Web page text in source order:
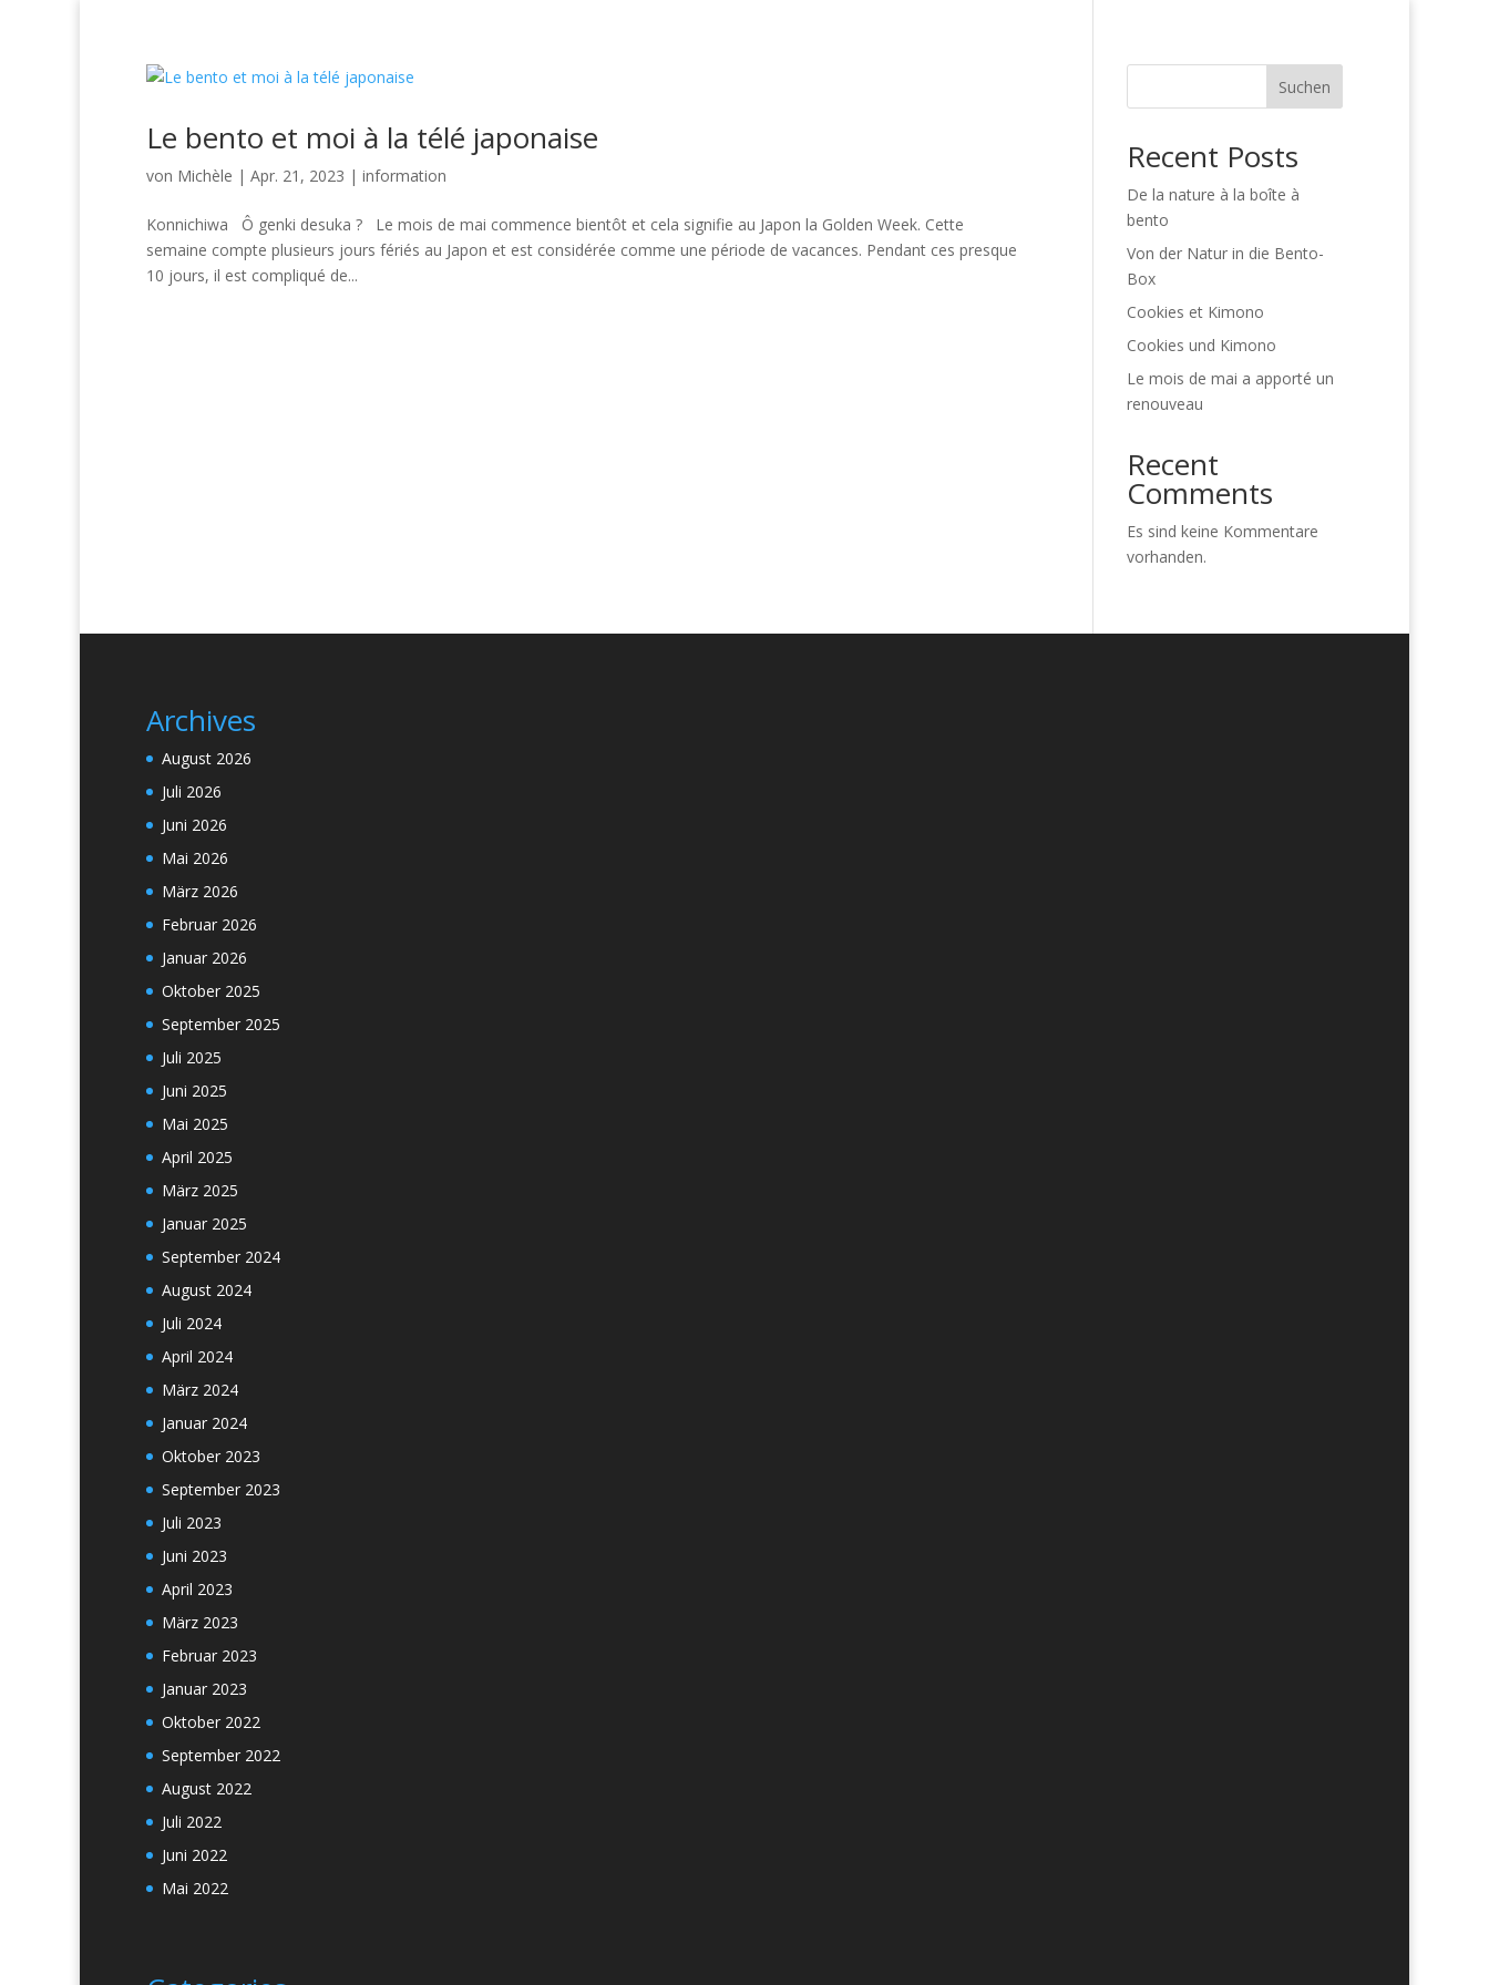
Le bento et moi à la télé japonaise
von Michèle | Apr. 21, 2023 | information
Konnichiwa Ô genki desuka ? Le mois de mai commence bientôt et cela signifie au Japon la Golden Week. Cette
semaine compte plusieurs jours fériés au Japon et est considérée comme une période de vacances. Pendant ces presque
10 jours, il est compliqué de...
Suchen
Recent Posts
De la nature à la boîte à
bento
Von der Natur in die Bento-
Box
Cookies et Kimono
Cookies und Kimono
Le mois de mai a apporté un
renouveau
Recent
Comments
Es sind keine Kommentare
vorhanden.
Archives
August 2026
Juli 2026
Juni 2026
Mai 2026
März 2026
Februar 2026
Januar 2026
Oktober 2025
September 2025
Juli 2025
Juni 2025
Mai 2025
April 2025
März 2025
Januar 2025
September 2024
August 2024
Juli 2024
April 2024
März 2024
Januar 2024
Oktober 2023
September 2023
Juli 2023
Juni 2023
April 2023
März 2023
Februar 2023
Januar 2023
Oktober 2022
September 2022
August 2022
Juli 2022
Juni 2022
Mai 2022